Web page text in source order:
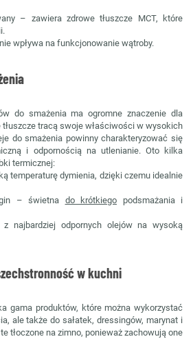
– zawiera zdrowe tłuszcze MCT, które
wpływa na funkcjonowanie wątroby.
do smażenia ma ogromne znaczenie dla
tracą swoje właściwości w wysokich
do smażenia powinny charakteryzować się
i odpornością na utlenianie. Oto kilka
termicznej:
temperaturę dymienia, dzięki czemu idealnie
– świetna do krótkiego podsmażania i
najbardziej odpornych olejów na wysoką
w kuchni
gama produktów, które można wykorzystać
ale także do sałatek, dressingów, marynat i
tłoczone na zimno, ponieważ zachowują one